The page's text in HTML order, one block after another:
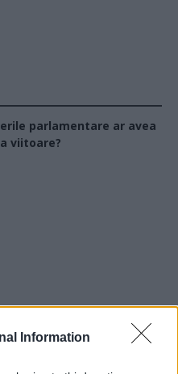
Information
parlamentare ar avea
viitoare?